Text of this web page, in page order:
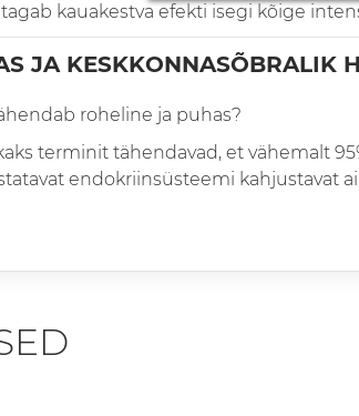
kauakestva efekti isegi kõige
JA KESKKONNASÕBRALIK
roheline ja puhas?
terminit tähendavad, et vähemalt
endokriinsüsteemi kahjustavat